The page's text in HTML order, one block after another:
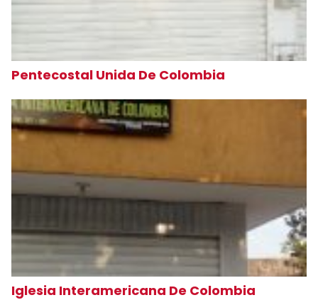
Pentecostal Unida De Colombia
Iglesia Interamericana De Colombia